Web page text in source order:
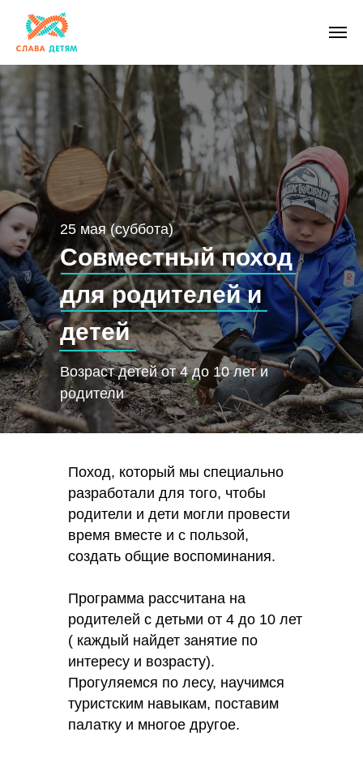
Совместный поход
для родителей и
детей
25 мая (суббота)
Возраст детей от 4 до 10 лет и
родители
Поход, который мы специально
разработали для того, чтобы
родители и дети могли провести
время вместе и с пользой,
создать общие воспоминания.
Программа рассчитана на
родителей с детьми от 4 до 10 лет
( каждый найдет занятие по
интересу и возрасту).
Прогуляемся по лесу, научимся
туристским навыкам, поставим
палатку и многое другое.